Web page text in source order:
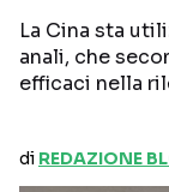
La Cina sta
anali, che
efficaci nella
di REDAZIONE